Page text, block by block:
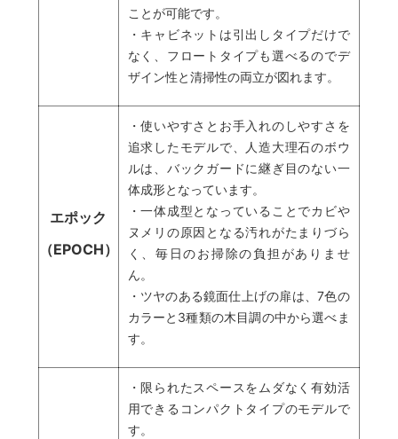
ことが可能です。
・キャビネットは引出しタイプだけで
なく、フロートタイプも選べるのでデ
ザイン性と清掃性の両立が図れます。
エポック
（EPOCH）
・使いやすさとお手入れのしやすさを
追求したモデルで、人造大理石のボウ
ルは、バックガードに継ぎ目のない一
体成形となっています。
・一体成型となっていることでカビや
ヌメリの原因となる汚れがたまりづら
く、毎日のお掃除の負担がありませ
ん。
・ツヤのある鏡面仕上げの扉は、7色の
カラーと3種類の木目調の中から選べま
す。
・限られたスペースをムダなく有効活
用できるコンパクトタイプのモデルで
す。